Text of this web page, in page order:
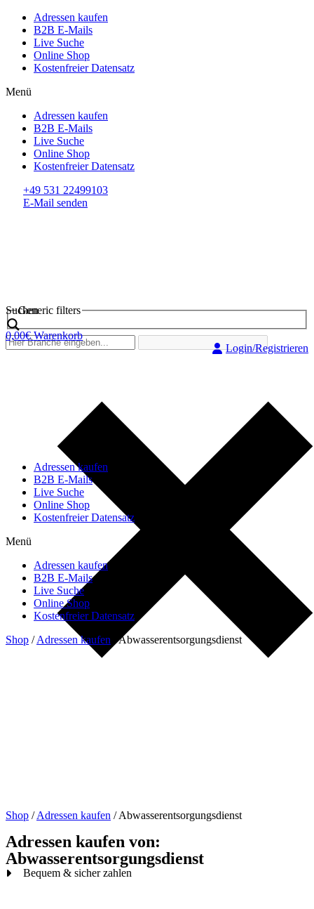
Adressen kaufen
B2B E-Mails
Live Suche
Online Shop
Kostenfreier Datensatz
Menü
Adressen kaufen
B2B E-Mails
Live Suche
Online Shop
Kostenfreier Datensatz
+49 531 22499103
E-Mail senden
Suchen
Generic filters
0,00€ Warenkorb
Login/Registrieren
Adressen kaufen
B2B E-Mails
Live Suche
Online Shop
Kostenfreier Datensatz
Menü
Adressen kaufen
B2B E-Mails
Live Suche
Online Shop
Kostenfreier Datensatz
Shop /Adressen kaufen /Abwasserentsorgungsdienst
Shop /Adressen kaufen /Abwasserentsorgungsdienst
Adressen kaufen von:
Abwasserentsorgungsdienst
Bequem & sicher zahlen